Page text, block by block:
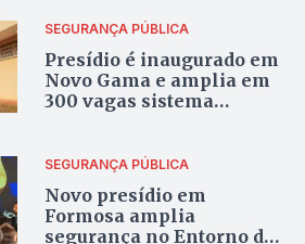
SEGURANÇA PÚBLICA
Presídio é inaugurado em
Novo Gama e amplia em
300 vagas sistema
SEGURANÇA PÚBLICA
Novo presídio em
Formosa amplia
segurança no Entorno do